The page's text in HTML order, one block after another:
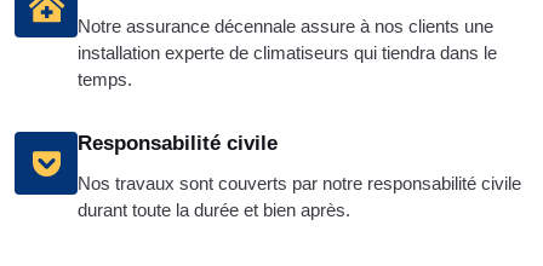
Notre assurance décennale assure à nos clients une
installation experte de climatiseurs qui tiendra dans le
temps.
Responsabilité civile
Nos travaux sont couverts par notre responsabilité civile
durant toute la durée et bien après.